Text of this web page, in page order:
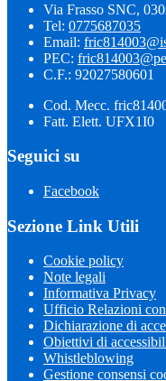
Via Frasso SNC,
Tel: 0775687035
Email:
PEC:
C.F.: 92027580601
Cod. Mecc.
Fatt. Elett. UFX1I0
Seguici su
Facebook
Sezione Link Utili
Cookie policy
Note legali
Informativa Privacy
Ufficio Relazioni
Dichiarazione di
Obiettivi di
Whistleblowing
Gestione consensi